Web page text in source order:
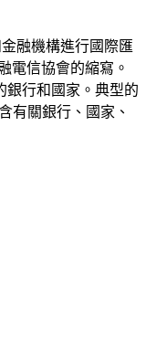
融機構進行國際匯
電信協會的縮寫。
銀行和國家。典型的
有關銀行、國家、